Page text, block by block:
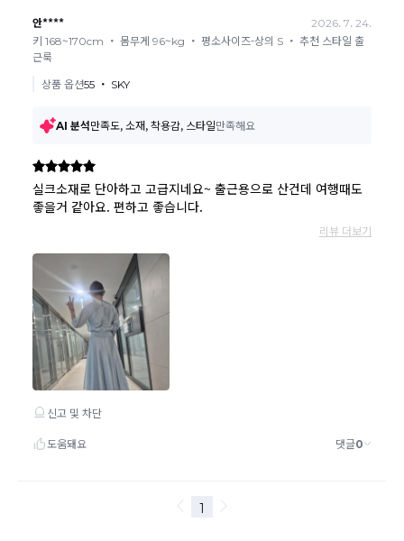
환불
결제 시 : 주문취소 확인 후 영업일 기준 1일~3일내 요청계좌
로 환불되며 '한국사이버결제(KCP)'로 입금됩니다.
습니다.)